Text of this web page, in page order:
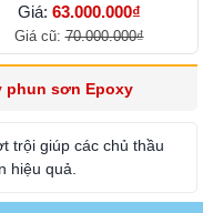
Giá: 63.000.000₫
Giá cũ:70.000.000₫
phun sơn Epoxy
trội giúp các chủ thầu
hiệu quả.